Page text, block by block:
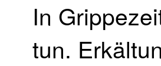
In
tun.